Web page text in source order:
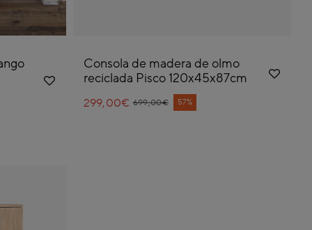
Consola de madera de olmo
reciclada Pisco 120x45x87cm
Price reduced from
699,00€
to 57%
299,00€